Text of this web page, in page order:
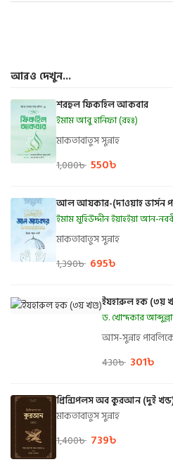
আরও দেখুন...
শরহুল ফিকহিল আকবার
ইমাম আবু হানিফা (রহঃ)
মাকতাবাতুস সুন্নাহ
1,080৳ 550৳
আল আযকার-(দাওয়াহ ভার্সন
ইমাম মুহিউদ্দীন ইয়াহইয়া আন-
মাকতাবাতুস সুন্নাহ
1,390৳ 695৳
ইযহারুল হক (৩য়
ড. খোন্দকার
আস-সুন্নাহ
430৳ 301৳
প্রিন্সিপলস অব কুরআন (দুই
মাকতাবাতুস সুন্নাহ
1,400৳ 739৳